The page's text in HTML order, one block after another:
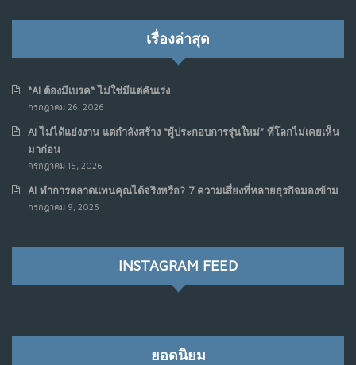
เรื่องล่าสุด
“AI ต้องมีเบรค“ ไม่ใช่มีแต่คันเร่ง
กรกฎาคม 26, 2026
AI ไม่ได้แย่งงาน แต่กำลังสร้าง “ผู้ประกอบการรุ่นใหม่” ที่โลกไม่เคยเห็น
มาก่อน
กรกฎาคม 15, 2026
AI ทำการตลาดแทนคุณได้จริงหรือ? 7 ความเสี่ยงที่หลายธุรกิจมองข้าม
กรกฎาคม 9, 2026
INSTAGRAM FEED
ยอดนิยม